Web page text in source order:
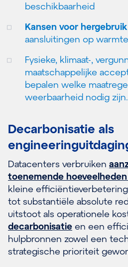
beschikbaarheid
Kansen voor
aansluitingen op
Fysieke, klimaat-,
maatschappelijke
bepalen welke
weerbaarheid nodig zijn.
Decarbonisatie als
Datacenters verbruiken
toenemende
kleine
tot substantiële absolute
uitstoot als operationele
decarbonisatie en een
hulpbronnen zowel een
strategische prioriteit